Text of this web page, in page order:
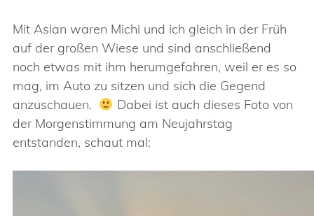
Mit Aslan waren Michi und ich gleich in der Früh
auf der großen Wiese und sind anschließend
noch etwas mit ihm herumgefahren, weil er es so
mag, im Auto zu sitzen und sich die Gegend
anzuschauen.
Dabei ist auch dieses Foto von
der Morgenstimmung am Neujahrstag
entstanden, schaut mal: